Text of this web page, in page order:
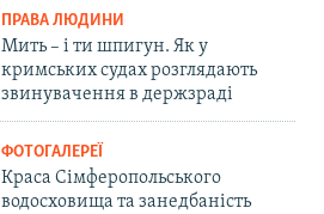
ПРАВА ЛЮДИНИ
Мить – і ти шпигун. Як у
кримських судах розглядають
звинувачення в держзраді
ФОТОГАЛЕРЕЇ
Краса Сімферопольського
водосховища та занедбаність